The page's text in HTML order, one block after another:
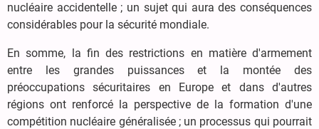
nucléaire accidentelle ; un sujet qui aura des conséquences
considérables pour la sécurité mondiale.
En somme, la fin des restrictions en matière d'armement
entre les grandes puissances et la montée des
préoccupations sécuritaires en Europe et dans d'autres
régions ont renforcé la perspective de la formation d'une
compétition nucléaire généralisée ; un processus qui pourrait